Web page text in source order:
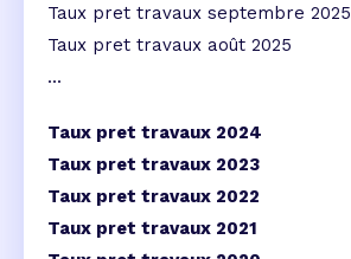
Taux pret travaux septembre 2025
Taux pret travaux août 2025
...
Taux pret travaux 2024
Taux pret travaux 2023
Taux pret travaux 2022
Taux pret travaux 2021